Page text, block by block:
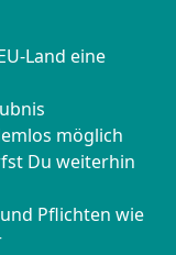
Land eine
möglich
Du weiterhin
Pflichten wie